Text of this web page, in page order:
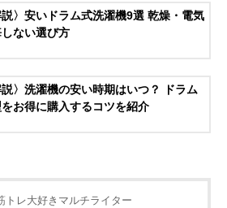
説〉安いドラム式洗濯機9選 乾燥・電気
ない選び方
説〉洗濯機の安い時期はいつ？ ドラム
お得に購入するコツを紹介
トレ大好きマルチライター